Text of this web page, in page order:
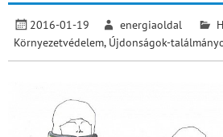
2016-01-19 energiaoldal
Környezetvédelem, Újdonságok-